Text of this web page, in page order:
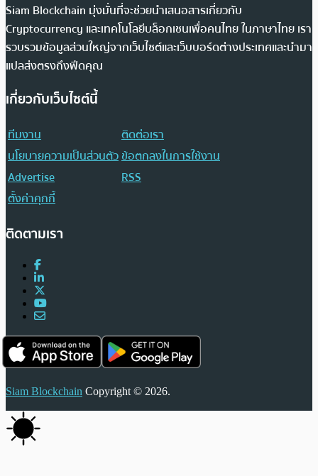
Siam Blockchain มุ่งมั่นที่จะช่วยนำเสนอสารเกี่ยวกับ
Cryptocurrency และเทคโนโลยีบล็อกเชนเพื่อคนไทย ในภาษาไทย เรา
รวบรวมข้อมูลส่วนใหญ่จากเว็บไซต์และเว็บบอร์ดต่างประเทศและนำมา
แปลส่งตรงถึงฟีดคุณ
เกี่ยวกับเว็บไซต์นี้
ทีมงาน
ติดต่อเรา
นโยบายความเป็นส่วนตัวข้อตกลงในการใช้งาน
Advertise
RSS
ตั้งค่าคุกกี้
ติดตามเรา
Siam Blockchain Copyright © 2026.